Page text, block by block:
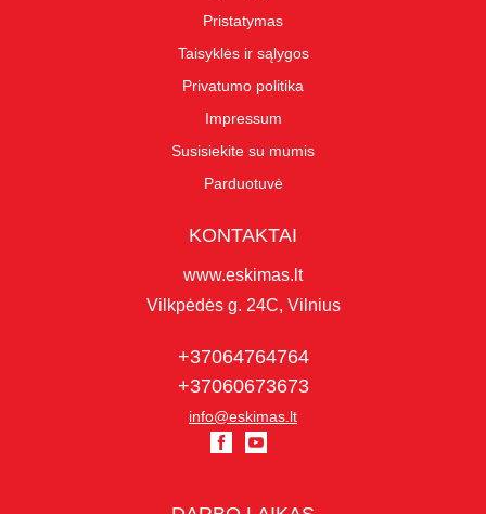
Pristatymas
Taisyklės ir sąlygos
Privatumo politika
Impressum
Susisiekite su mumis
Parduotuvė
KONTAKTAI
www.eskimas.lt
Vilkpėdės g. 24C, Vilnius
+37064764764
+37060673673
info@eskimas.lt